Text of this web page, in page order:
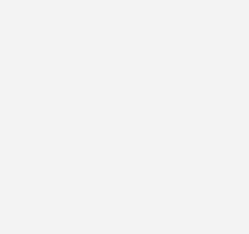
Schultergurt
und verstellbare
ermöglicht es Ihnen, die
Ihren Wünschen
sodass sie sowohl
als auch praktisch ist.
ist mit einem glänzenden
Metall-Zip ausgestattet,
Sicherheit bietet, sondern